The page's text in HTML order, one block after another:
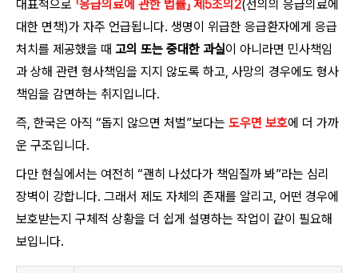
대표적으로 「응급의료에 관한 법률」 제5조의2(선의의 응급의료에
대한 면책)가 자주 언급됩니다. 생명이 위급한 응급환자에게 응급
처치를 제공했을 때 고의 또는 중대한 과실 이 아니라면 민사책임
과 상해 관련 형사책임을 지지 않도록 하고, 사망의 경우에도 형사
책임을 감면하는 취지입니다.
즉, 한국은 아직 “돕지 않으면 처벌”보다는 도우면 보호에 더 가까
운 구조입니다.
다만 현실에서는 여전히 “괜히 나섰다가 책임질까 봐”라는 심리
장벽이 강합니다. 그래서 제도 자체의 존재를 알리고, 어떤 경우에
보호받는지 구체적 상황을 더 쉽게 설명하는 작업이 같이 필요해
보입니다.